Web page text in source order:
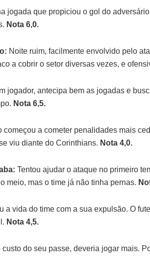
jogada que propiciou o gol do
Nota 6,0.
Noite ruim, facilmente envolvido pelo
a cobrir o setor diversas vezes, e
jogador, antecipa bem as jogadas e
Nota 6,5.
começou a cometer penalidades mais
viu diante do Corinthians. Nota 4,0.
Tentou ajudar o ataque no primeiro
meio, mas o time já não tinha pernas.
a vida do time com a sua expulsão. O
Nota 4,5.
custo do seu passe, deveria jogar mais.